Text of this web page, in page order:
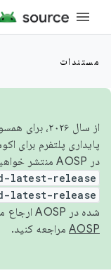
مستندات
از سال
پایداری پلتفرم برای
در AOSP منتشر خواهیم کرد. برای ساخت و مشارکت در AOSP،
latest-release
latest-release
شده در AOSP ارجاع می‌دهد. برای اطلاعات بیشتر، به
AOSP مراجعه کنید.